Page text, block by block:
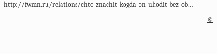
http://fwmn.ru/relations/chto-znachit-kogda-on-uhodit-bez-ob…
©